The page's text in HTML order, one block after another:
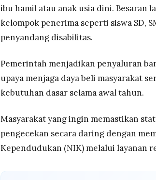
ibu hamil atau anak usia dini. Besaran
kelompok penerima seperti siswa SD,
penyandang disabilitas.
Pemerintah menjadikan penyaluran
upaya menjaga daya beli masyarakat
kebutuhan dasar selama awal tahun.
Masyarakat yang ingin memastikan
pengecekan secara daring dengan
Kependudukan (NIK) melalui layanan